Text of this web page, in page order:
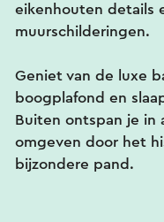
eikenhouten details
muurschilderingen.
Geniet van de luxe
boogplafond en
Buiten ontspan je in
omgeven door het
bijzondere pand.